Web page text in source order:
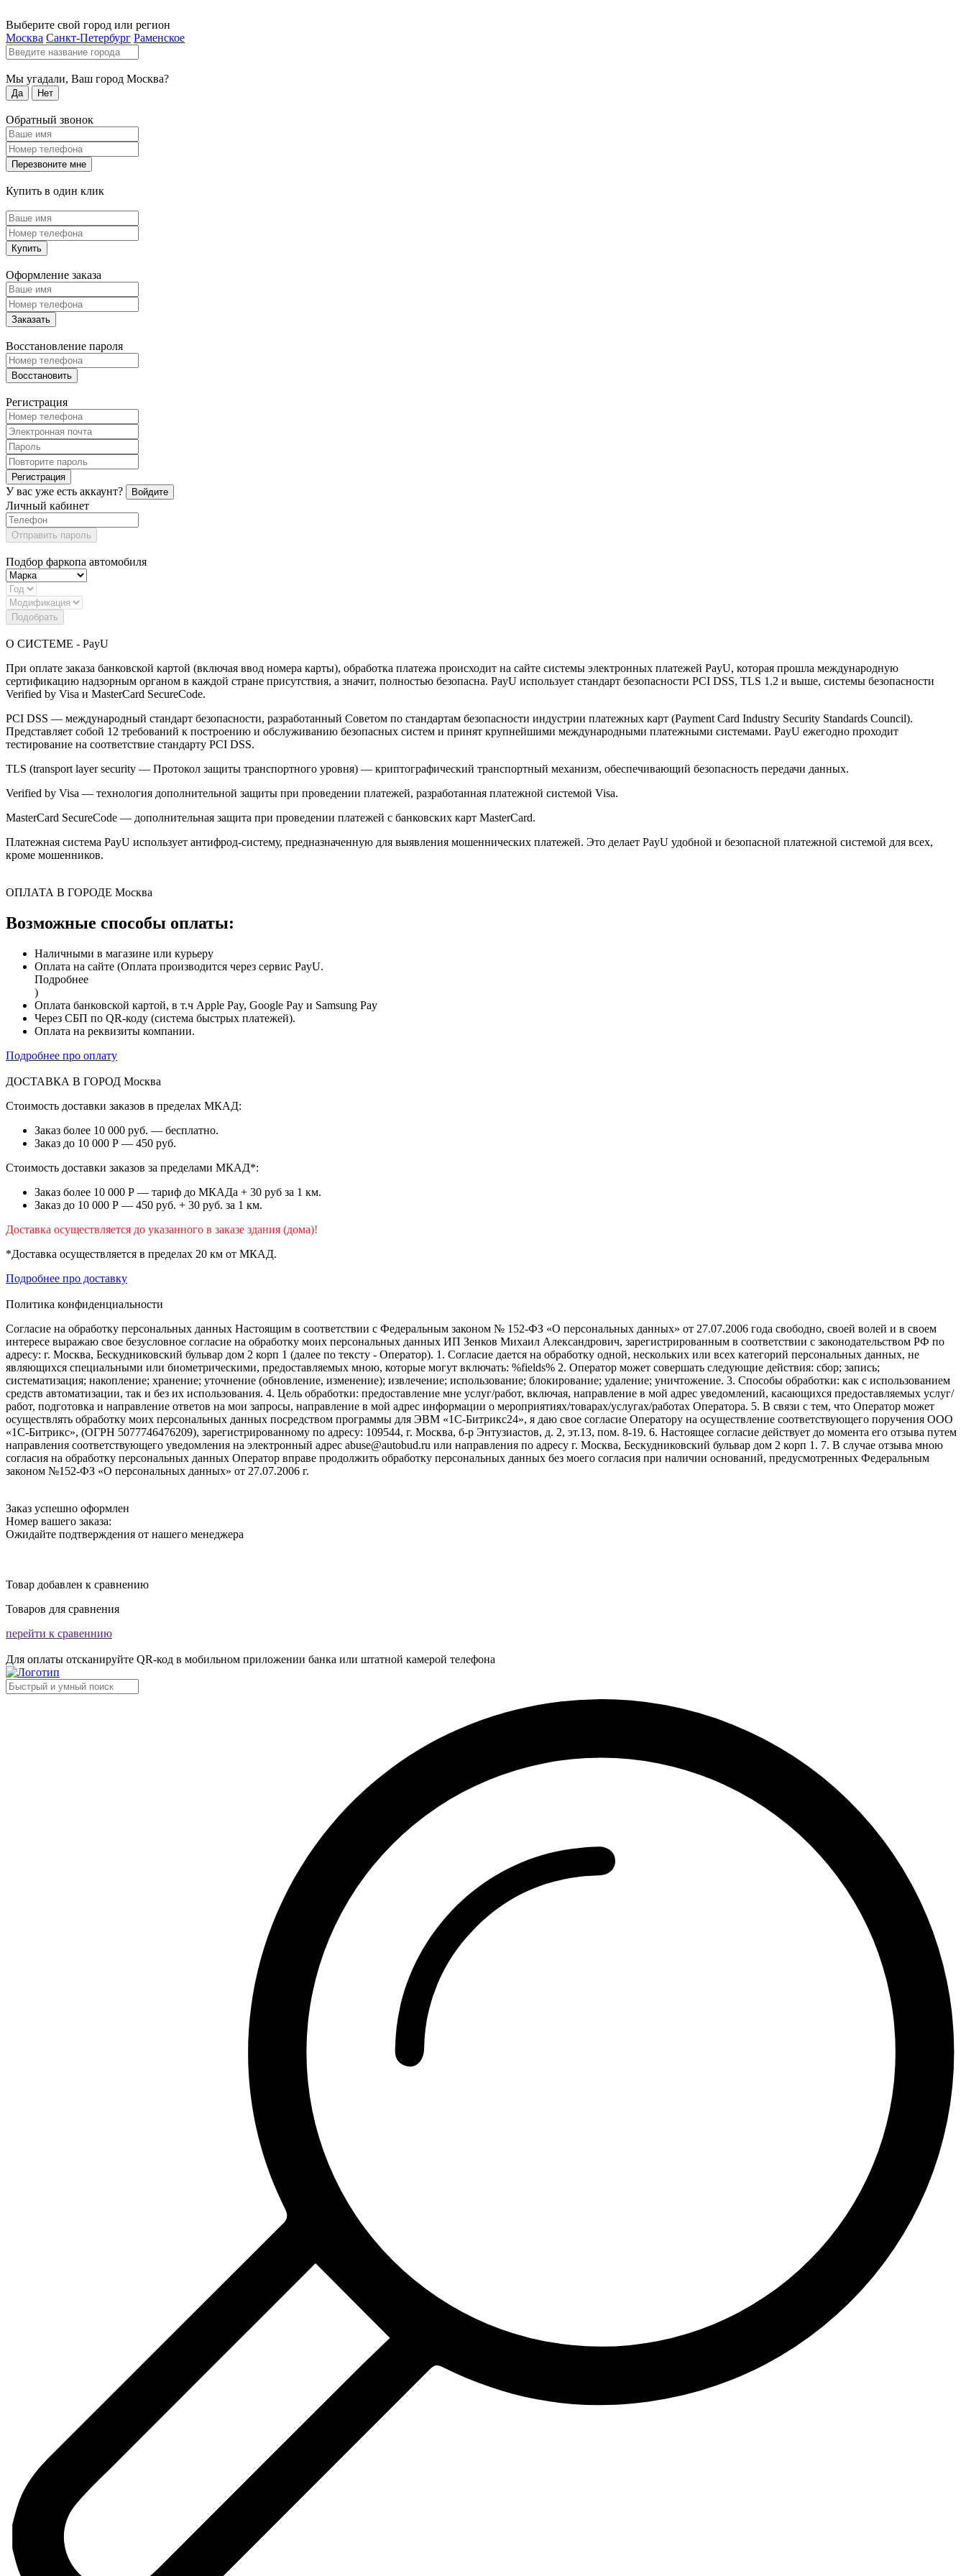
Выберите свой город или регион
Москва Санкт-Петербург Раменское
Мы угадали, Ваш город Москва?
Да Нет
Обратный звонок
Перезвоните мне
Купить в один клик
Купить
Оформление заказа
Заказать
Восстановление пароля
Восстановить
Регистрация
Регистрация
У вас уже есть аккаунт? Войдите
Личный кабинет
Отправить пароль
Подбор фаркопа автомобиля
Подобрать
О СИСТЕМЕ - PayU
При оплате заказа банковской картой (включая ввод номера карты), обработка платежа происходит на сайте системы электронных платежей PayU, которая прошла международную
сертификацию надзорным органом в каждой стране присутствия, а значит, полностью безопасна. PayU использует стандарт безопасности PCI DSS, TLS 1.2 и выше, системы безопасности
Verified by Visa и MasterCard SecureCode.
PCI DSS — международный стандарт безопасности, разработанный Советом по стандартам безопасности индустрии платежных карт (Payment Card Industry Security Standards Council).
Представляет собой 12 требований к построению и обслуживанию безопасных систем и принят крупнейшими международными платежными системами. PayU ежегодно проходит
тестирование на соответствие стандарту PCI DSS.
TLS (transport layer security — Протокол защиты транспортного уровня) — криптографический транспортный механизм, обеспечивающий безопасность передачи данных.
Verified by Visa — технология дополнительной защиты при проведении платежей, разработанная платежной системой Visa.
MasterCard SecureCode — дополнительная защита при проведении платежей с банковских карт MasterCard.
Платежная система PayU использует антифрод-систему, предназначенную для выявления мошеннических платежей. Это делает PayU удобной и безопасной платежной системой для всех,
кроме мошенников.
ОПЛАТА В ГОРОДЕ Москва
Возможные способы оплаты:
Наличными в магазине или курьеру
Оплата на сайте (Оплата производится через сервис PayU.
Подробнее
)
Оплата банковской картой, в т.ч Apple Pay, Google Pay и Samsung Pay
Через СБП по QR-коду (система быстрых платежей).
Оплата на реквизиты компании.
Подробнее про оплату
ДОСТАВКА В ГОРОД Москва
Стоимость доставки заказов в пределах МКАД:
Заказ более 10 000 руб. — бесплатно.
Заказ до 10 000 Р — 450 руб.
Стоимость доставки заказов за пределами МКАД*:
Заказ более 10 000 Р — тариф до МКАДа + 30 руб за 1 км.
Заказ до 10 000 Р — 450 руб. + 30 руб. за 1 км.
Доставка осуществляется до указанного в заказе здания (дома)!
*Доставка осуществляется в пределах 20 км от МКАД.
Подробнее про доставку
Политика конфиденциальности
Согласие на обработку персональных данных Настоящим в соответствии с Федеральным законом № 152-ФЗ «О персональных данных» от 27.07.2006 года свободно, своей волей и в своем
интересе выражаю свое безусловное согласие на обработку моих персональных данных ИП Зенков Михаил Александрович, зарегистрированным в соответствии с законодательством РФ по
адресу: г. Москва, Бескудниковский бульвар дом 2 корп 1 (далее по тексту - Оператор). 1. Согласие дается на обработку одной, нескольких или всех категорий персональных данных, не
являющихся специальными или биометрическими, предоставляемых мною, которые могут включать: %fields% 2. Оператор может совершать следующие действия: сбор; запись;
систематизация; накопление; хранение; уточнение (обновление, изменение); извлечение; использование; блокирование; удаление; уничтожение. 3. Способы обработки: как с использованием
средств автоматизации, так и без их использования. 4. Цель обработки: предоставление мне услуг/работ, включая, направление в мой адрес уведомлений, касающихся предоставляемых услуг/
работ, подготовка и направление ответов на мои запросы, направление в мой адрес информации о мероприятиях/товарах/услугах/работах Оператора. 5. В связи с тем, что Оператор может
осуществлять обработку моих персональных данных посредством программы для ЭВМ «1С-Битрикс24», я даю свое согласие Оператору на осуществление соответствующего поручения ООО
«1С-Битрикс», (ОГРН 5077746476209), зарегистрированному по адресу: 109544, г. Москва, б-р Энтузиастов, д. 2, эт.13, пом. 8-19. 6. Настоящее согласие действует до момента его отзыва путем
направления соответствующего уведомления на электронный адрес abuse@autobud.ru или направления по адресу г. Москва, Бескудниковский бульвар дом 2 корп 1. 7. В случае отзыва мною
согласия на обработку персональных данных Оператор вправе продолжить обработку персональных данных без моего согласия при наличии оснований, предусмотренных Федеральным
законом №152-ФЗ «О персональных данных» от 27.07.2006 г.
Заказ успешно оформлен
Номер вашего заказа:
Ожидайте подтверждения от нашего менеджера
Товар добавлен к сравнению
Товаров для сравнения
перейти к сравеннию
Для оплаты отсканируйте QR-код в мобильном приложении банка или штатной камерой телефона